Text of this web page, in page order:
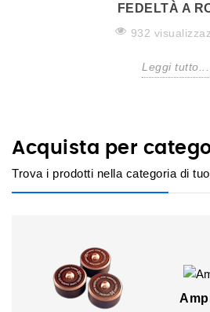
FEDELTÀ A
932
Leggi tutto...
Acquista per
Trova i prodotti nella categoria di